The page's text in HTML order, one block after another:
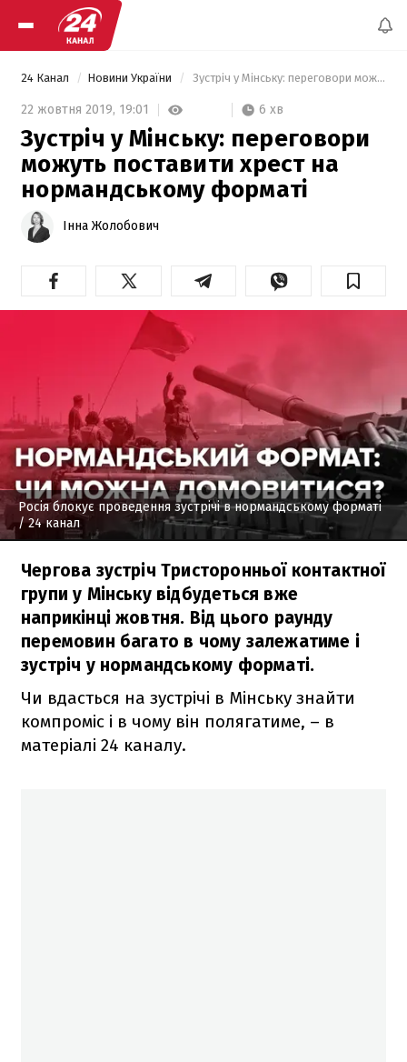
24 Канал Новини України Зустріч у Мінську: переговори можуть поставити хрест на нормандському форматі
22 жовтня 2019, 19:01 6 хв
Зустріч у Мінську: переговори
можуть поставити хрест на
нормандському форматі
Інна Жолобович
Росія блокує проведення зустрічі в нормандському форматі
/ 24 канал
Чергова зустріч Тристоронньої контактної
групи у Мінську відбудеться вже
наприкінці жовтня. Від цього раунду
перемовин багато в чому залежатиме і
зустріч у нормандському форматі.
Чи вдасться на зустрічі в Мінську знайти
компроміс і в чому він полягатиме, – в
матеріалі 24 каналу.